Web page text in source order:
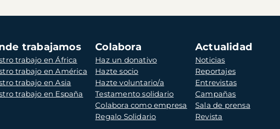
trabajamos
trabajo en África
trabajo en América
trabajo en Asia
trabajo en España
Colabora
Haz un donativo
Hazte socio
Hazte voluntario/a
Testamento solidario
Colabora como empresa
Regalo Solidario
Actualidad
Noticias
Reportajes
Entrevistas
Campañas
Sala de prensa
Revista